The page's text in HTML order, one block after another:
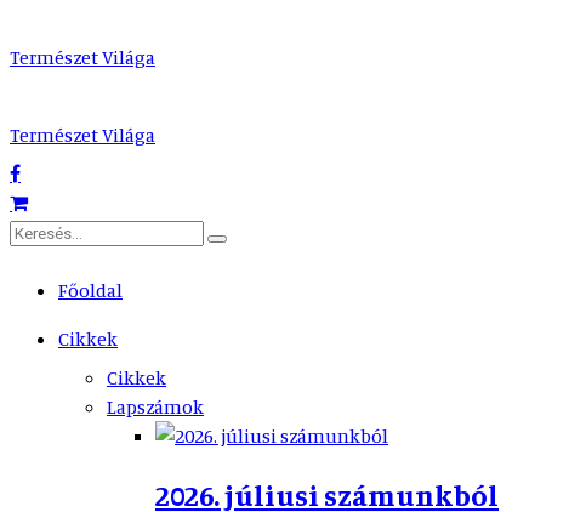
Természet Világa
Természet Világa
Főoldal
Cikkek
Cikkek
Lapszámok
2026. júliusi számunkból